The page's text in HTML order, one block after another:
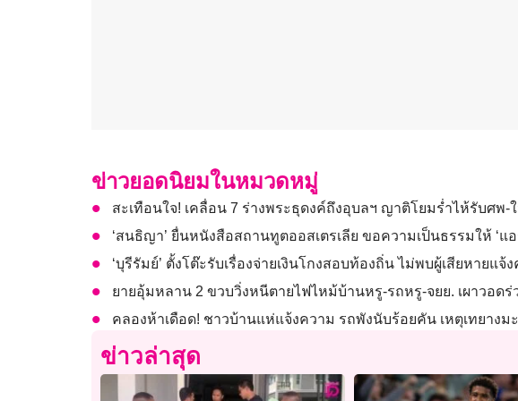
ข่าวยอดนิยมในหมวดหมู่
สะเทือนใจ! เคลื่อน 7 ร่างพระธุดงค์ถึงอุบลฯ ญาติโยมร่ำไห้รับศพ-
‘สนธิญา’ ยื่นหนังสือสถานทูตออสเตรเลีย ขอความเป็นธรรมให้ ‘แ
‘บุรีรัมย์’ ตั้งโต๊ะรับเรื่องจ่ายเงินโกงสอบท้องถิ่น ไม่พบผู้เสียหายแจ้
ยายอุ้มหลาน 2 ขวบวิ่งหนีตายไฟไหม้บ้านหรู-รถหรู-จยย. เผาวอดร่
คลองห้าเดือด! ชาวบ้านแห่แจ้งความ รถพังนับร้อยคัน เหตุเทยางม
ข่าวล่าสุด